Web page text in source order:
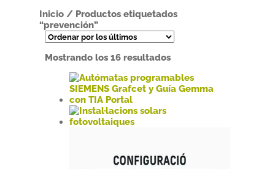
Inicio / Productos etiquetados
“prevención”
Mostrando los 16 resultadosOrdenado
los
últimos
Este
producto